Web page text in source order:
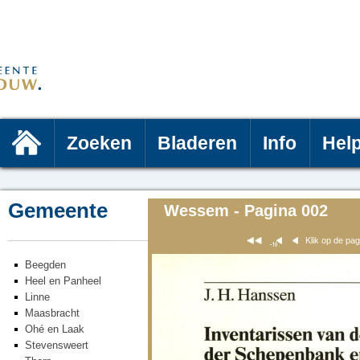
Zoeken Bladeren Info
Gemeente
Beegden
Heel en Panheel
Linne
Maasbracht
Ohé en Laak
Stevensweert
Wessem - Pagina 002
Klik op de